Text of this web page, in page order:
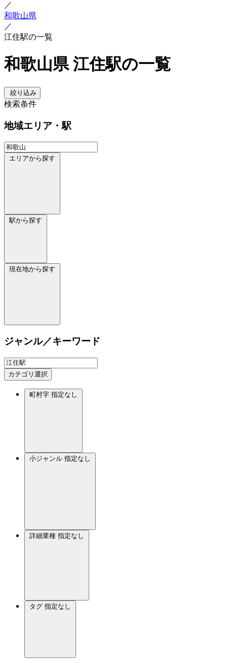
／
和歌山県
／
江住駅の一覧
和歌山県 江住駅の一覧
絞り込み
検索条件
地域エリア・駅
エリアから探す
駅から探す
現在地から探す
ジャンル／キーワード
カテゴリ選択
町村字 指定なし
小ジャンル 指定なし
詳細業種 指定なし
タグ 指定なし